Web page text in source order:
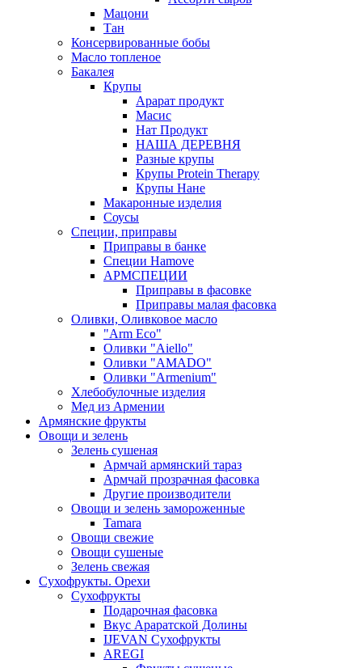
Мацони
Тан
Консервированные бобы
Масло топленое
Бакалея
Крупы
Арарат продукт
Масис
Нат Продукт
НАША ДЕРЕВНЯ
Разные крупы
Крупы Protein Therapy
Крупы Нане
Макаронные изделия
Соусы
Специи, приправы
Приправы в банке
Специи Hamove
АРМСПЕЦИИ
Приправы в фасовке
Приправы малая фасовка
Оливки, Оливковое масло
"Arm Eco"
Оливки "Aiello"
Оливки "AMADO"
Оливки "Armenium"
Хлебобулочные изделия
Мед из Армении
Армянские фрукты
Овощи и зелень
Зелень сушеная
Армчай армянский тараз
Армчай прозрачная фасовка
Другие производители
Овощи и зелень замороженные
Tamara
Овощи свежие
Овощи сушеные
Зелень свежая
Сухофрукты. Орехи
Сухофрукты
Подарочная фасовка
Вкус Араратской Долины
IJEVAN Сухофрукты
AREGI